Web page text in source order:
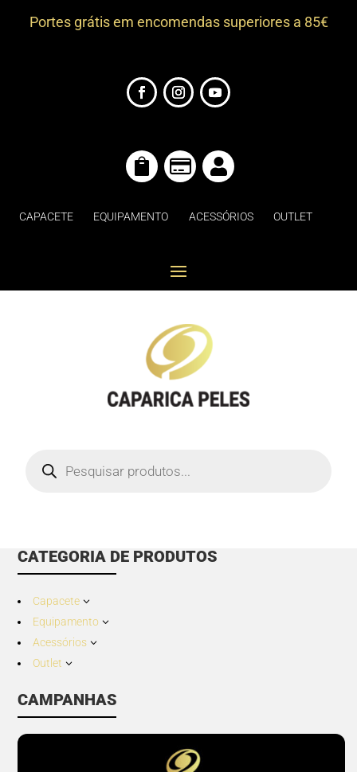
Portes grátis em encomendas superiores a 85€
  
CAPACETE EQUIPAMENTO ACESSÓRIOS OUTLET
search
CATEGORIA DE PRODUTOS
Capacete 3
Equipamento 3
Acessórios 3
Outlet 3
CAMPANHAS